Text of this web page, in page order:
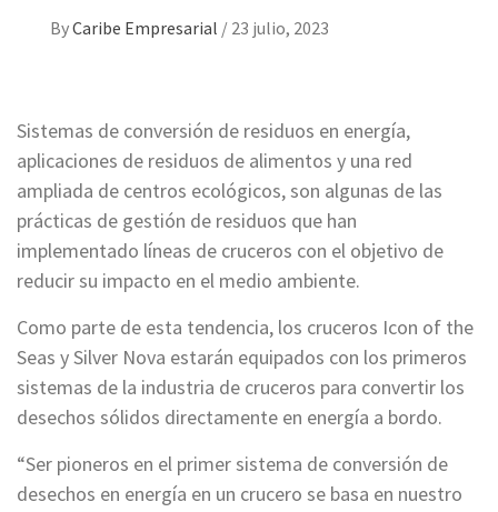
ByCaribe Empresarial / 23 julio, 2023
Sistemas de conversión de residuos en energía,
aplicaciones de residuos de alimentos y una red
ampliada de centros ecológicos, son algunas de las
prácticas de gestión de residuos que han
implementado líneas de cruceros con el objetivo de
reducir su impacto en el medio ambiente.
Como parte de esta tendencia, los cruceros Icon of the
Seas y Silver Nova estarán equipados con los primeros
sistemas de la industria de cruceros para convertir los
desechos sólidos directamente en energía a bordo.
“Ser pioneros en el primer sistema de conversión de
desechos en energía en un crucero se basa en nuestro